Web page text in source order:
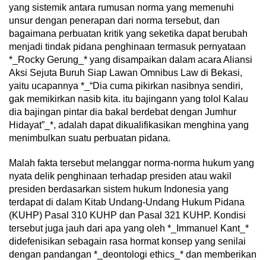
yang sistemik antara rumusan norma yang memenuhi
unsur dengan penerapan dari norma tersebut, dan
bagaimana perbuatan kritik yang seketika dapat berubah
menjadi tindak pidana penghinaan termasuk pernyataan
*_Rocky Gerung_* yang disampaikan dalam acara Aliansi
Aksi Sejuta Buruh Siap Lawan Omnibus Law di Bekasi,
yaitu ucapannya *_“Dia cuma pikirkan nasibnya sendiri,
gak memikirkan nasib kita. itu bajingann yang tolol Kalau
dia bajingan pintar dia bakal berdebat dengan Jumhur
Hidayat”_*, adalah dapat dikualifikasikan menghina yang
menimbulkan suatu perbuatan pidana.
Malah fakta tersebut melanggar norma-norma hukum yang
nyata delik penghinaan terhadap presiden atau wakil
presiden berdasarkan sistem hukum Indonesia yang
terdapat di dalam Kitab Undang-Undang Hukum Pidana
(KUHP) Pasal 310 KUHP dan Pasal 321 KUHP. Kondisi
tersebut juga jauh dari apa yang oleh *_Immanuel Kant_*
didefenisikan sebagain rasa hormat konsep yang senilai
dengan pandangan *_deontologi ethics_* dan memberikan